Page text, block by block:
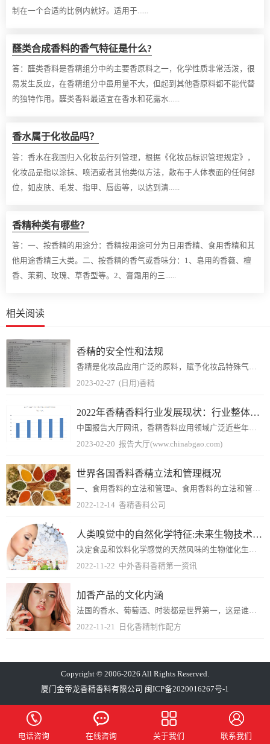
制在一个合适的比例内就好。适用于......
醛类合成香料的香气特征是什么?
答： 醛类香料是香精组分中的主要香原料之一，化学性质非常活泼，很
易发生反应，在香精组分中虽用量不大，但起到其他香原料都不能代替
的独特作用。醛类香料最适宜在香水和花露水......
香水属于化妆品吗？
答： 香水在我国归入化妆品行列管理，根据《化妆品标识管理规定》，
化妆品是指以涂抹、喷洒或者其他类似方法，散布于人体表面的任何部
位，如皮肤、毛发、指甲、唇齿等，以达到清......
香精种类有哪些？
答： 一、按香精的用途分：香精按用途可分为日用香精、食用香精和其
他用途香精三大类。二、按香精的香气或香味分：1、皂用的香薇、檀
香、茉莉、玫瑰、草香型等。2、膏霜用的三......
相关阅读
香精的安全性和法规
香精是化妆品应用广泛的原料，赋予化妆品特殊气味，使产品气味怡人、舒适，提高产品使用体验感。但是为什么市场面上越来越多的化妆品标榜着“无香精”、“无香型”?什么是...
2023-02-27 (日用)香精
2022年香精香料行业发展现状：行业整体往高质量方向发展
中国报告大厅网讯，香精香料应用领域广泛近些年国内产量和销售额均呈现持续增长的趋势，并且香精香料在国民经济中有着重要地位。目前香精香料市场发展较快行业逐渐往高质量...
2023-02-20 报告大厅(www.chinabgao.com)
世界各国香料香精立法和管理概况
一、食用香料的立法和管理a、食用香料的立法和管理国际上将食用香料分成天然的、天然等同的（natural-identical）和人造香料（artificial）三...
2022-12-14 香精香料公司
人类嗅觉中的自然化学特征:未来生物技术的食源性视角(1)
决定食品和饮料化学感觉的天然风味的生物催化生产一直是学术和工业研究的一个艰巨目标。化学痕量分析的进展和化学-生物学界面的后基因组进展揭示了自然化学感觉实体的气味...
2022-11-22 中外香料香精第一资讯
加香产品的文化内涵
法国的香水、葡萄酒、时装都是世界第一，这是谁都不会否认的事实。是法国人的“技术高超”吗？还是“推销得力”或者它的“历史悠久”？想想好像都不是。答案只有一个：这三...
2022-11-21
日化香精制作配方
Copyright © 2006-2026 All Rights Reserved.
厦门金帝龙香精香料有限公司 闽ICP备2020016267号-1
电话咨询 在线咨询 关于我们 联系我们